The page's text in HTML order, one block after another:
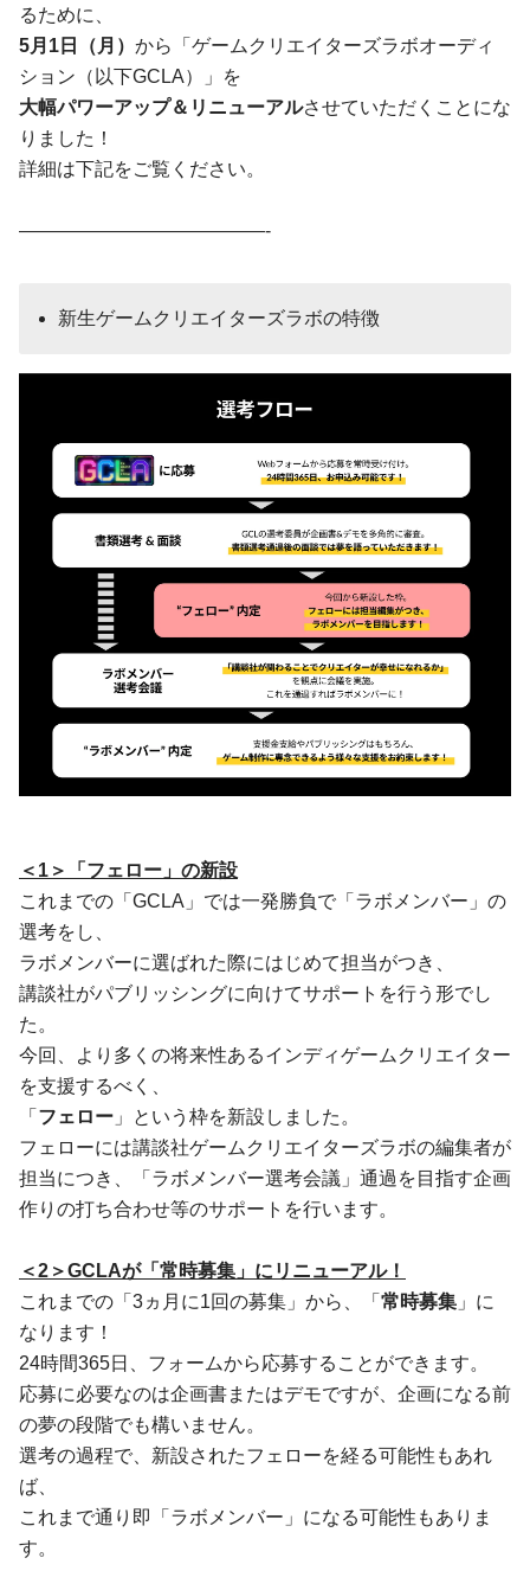
るために、
5月1日（月） から「ゲームクリエイターズラボオーディ
ション（以下GCLA）」を
大幅パワーアップ＆リニューアルさせていただくことにな
りました！
詳細は下記をご覧ください。
—————————————-
新生ゲームクリエイターズラボの特徴
＜1＞「フェロー」の新設
これまでの「GCLA」では一発勝負で「ラボメンバー」の
選考をし、
ラボメンバーに選ばれた際にはじめて担当がつき、
講談社がパブリッシングに向けてサポートを行う形でし
た。
今回、より多くの将来性あるインディゲームクリエイター
を支援するべく、
「 フェロー 」という枠を新設しました。
フェローには講談社ゲームクリエイターズラボの編集者が
担当につき、「ラボメンバー選考会議」通過を目指す企画
作りの打ち合わせ等のサポートを行います。
＜2＞GCLAが「常時募集」にリニューアル！
これまでの「3ヵ月に1回の募集」から、「 常時募集 」に
なります！
24時間365日、フォームから応募することができます。
応募に必要なのは企画書またはデモですが、企画になる前
の夢の段階でも構いません。
選考の過程で、新設されたフェローを経る可能性もあれ
ば、
これまで通り即「ラボメンバー」になる可能性もありま
す。